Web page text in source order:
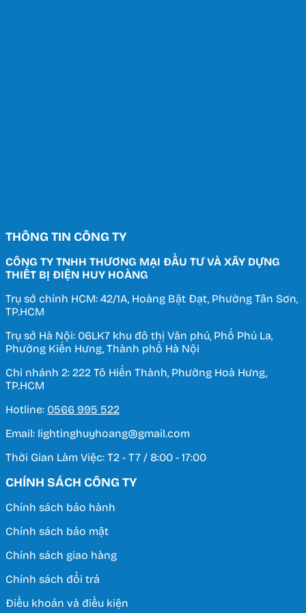
THÔNG TIN CÔNG TY
CÔNG TY TNHH THƯƠNG MẠI ĐẦU TƯ VÀ XÂY DỰNG
THIẾT BỊ ĐIỆN HUY HOÀNG
Trụ sở chính HCM: 42/1A, Hoàng Bật Đạt, Phường Tân Sơn,
TP.HCM
Trụ sở Hà Nội: 06LK7 khu đô thị Văn phú, Phố Phú La,
Phường Kiến Hưng, Thành phố Hà Nội
Chi nhánh 2: 222 Tô Hiến Thành, Phường Hoà Hưng,
TP.HCM
Hotline: 0566 995 522
Email: lightinghuyhoang@gmail.com
Thời Gian Làm Việc: T2 - T7 / 8:00 - 17:00
CHÍNH SÁCH CÔNG TY
Chính sách bảo hành
Chính sách bảo mật
Chính sách giao hàng
Chính sách đổi trả
Điều khoản và điều kiện